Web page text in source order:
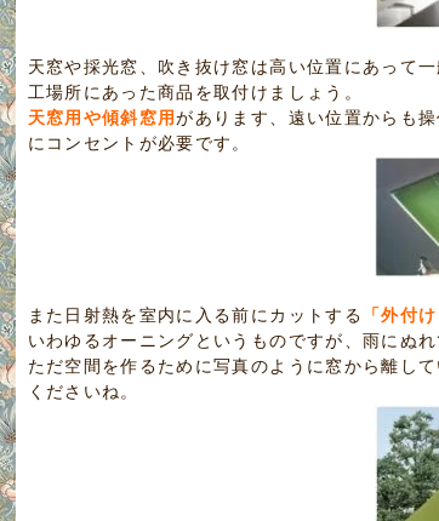
天窓や採光窓、吹き抜け窓は高い位置にあって
工場所にあった商品を取付けましょう。
天窓用や傾斜窓用があります、遠い位置からも
にコンセントが必要です。
また日射熱を室内に入る前にカットする 「外付
いわゆるオーニングというものですが、雨にぬ
ただ空間を作るために写真のように窓から離し
くださいね。